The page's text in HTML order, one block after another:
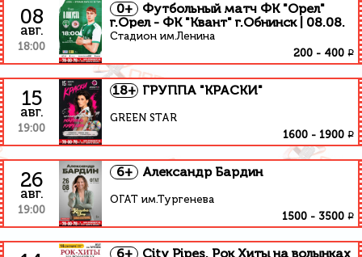
08
авг.
18:00
0+
Футбольный матч ФК "Орел"
г.Орел - ФК "Квант" г.Обнинск | 08.08.
Стадион им.Ленина
200 - 400 ₽
15
авг.
19:00
18+ ГРУППА "КРАСКИ"
GREEN STAR
1600 - 1900 ₽
26
авг.
19:00
6+ Александр Бардин
ОГАТ им.Тургенева
1500 - 3500 ₽
6+ City Pipes. Рок Хиты на волынках